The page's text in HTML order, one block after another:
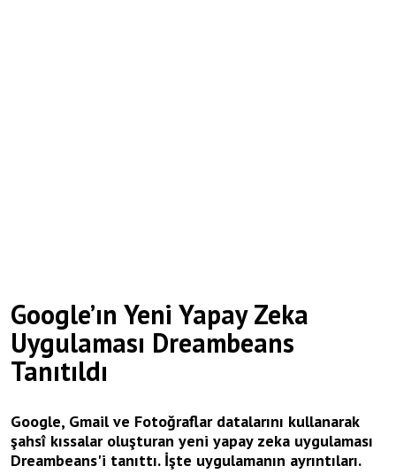
Google’ın Yeni Yapay Zeka
Uygulaması Dreambeans
Tanıtıldı
Google, Gmail ve Fotoğraflar datalarını kullanarak
şahsî kıssalar oluşturan yeni yapay zeka uygulaması
Dreambeans'i tanıttı. İşte uygulamanın ayrıntıları.